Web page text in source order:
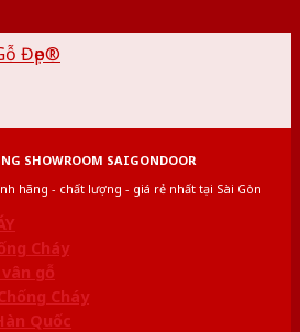
SHOWROOM SAIGONDOOR
hãng - chất lượng - giá rẻ nhất tại Sài Gòn
Cháy
gỗ
Cháy
Quốc